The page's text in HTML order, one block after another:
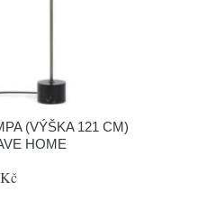
(VÝŠKA 121 CM)
HOME